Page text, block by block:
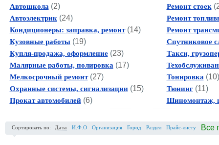
Автошкола (2)
Автоэлектрик (24)
Кондиционеры: заправка, ремонт(14)
Кузовные работы(19)
Купля-продажа, оформление(23)
Малярные работы, полировка (17)
Мелкосрочный ремонт(27)
Охранные системы, сигнализации(15)
Прокат автомобилей(6)
Ремонт стоек (
Ремонт
Ремонт
Спутниковое
Такси,
Тонировка (10)
Тюнинг(11)
Шиномонтаж,
Сортировать по: Дата И.Ф.О Организация Город Раздел Прайс-листу Все